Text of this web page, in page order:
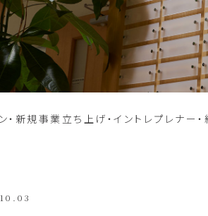
・新規事業立ち上げ・イントレプレナー